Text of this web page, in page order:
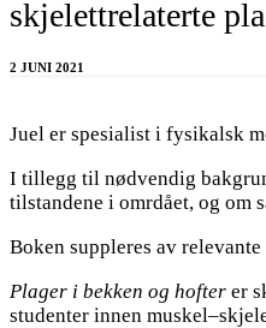
skjelettrelaterte
2 JUNI 2021
Juel er spesialist i fysikalsk
I tillegg til nødvendig
tilstandene i omrdået, og om
Boken suppleres av
Plager i bekken og hofter er
studenter innen